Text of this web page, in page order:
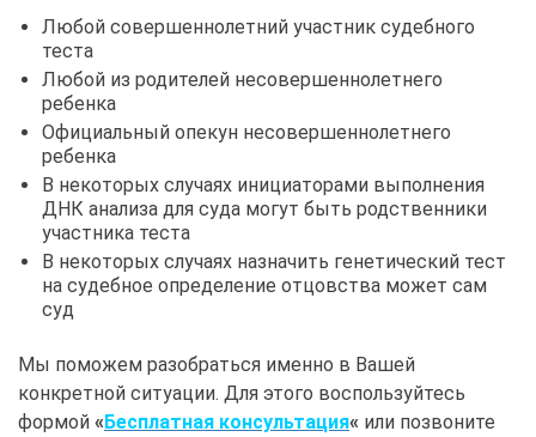
Любой совершеннолетний участник судебного
теста
Любой из родителей несовершеннолетнего
ребенка
Официальный опекун несовершеннолетнего
ребенка
В некоторых случаях инициаторами выполнения
ДНК анализа для суда могут быть родственники
участника теста
В некоторых случаях назначить генетический тест
на судебное определение отцовства может сам
суд
Мы поможем разобраться именно в Вашей
конкретной ситуации. Для этого воспользуйтесь
формой «Бесплатная консультация« или позвоните